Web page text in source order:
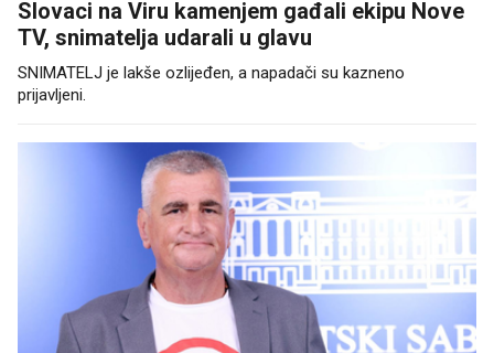
Slovaci na Viru kamenjem gađali ekipu Nove
TV, snimatelja udarali u glavu
SNIMATELJ je lakše ozlijeđen, a napadači su kazneno
prijavljeni.